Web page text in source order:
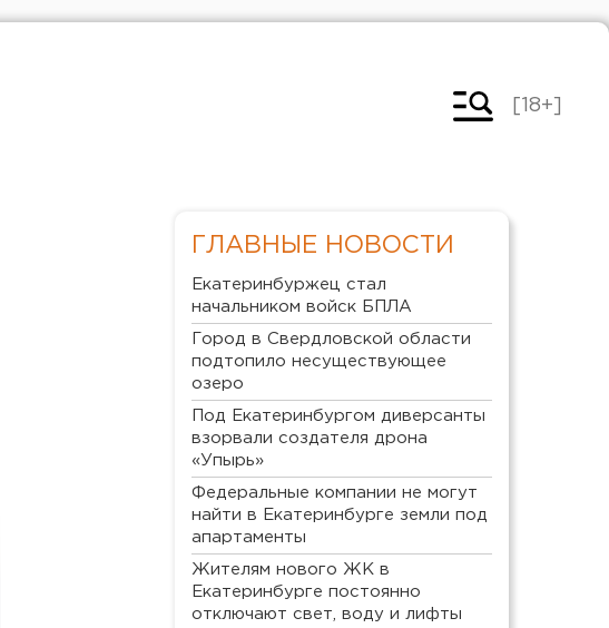
[18+]
ГЛАВНЫЕ НОВОСТИ
Екатеринбуржец стал
начальником войск БПЛА
Город в Свердловской области
подтопило несуществующее
озеро
Под Екатеринбургом диверсанты
взорвали создателя дрона
«Упырь»
Федеральные компании не могут
найти в Екатеринбурге земли под
апартаменты
Жителям нового ЖК в
Екатеринбурге постоянно
отключают свет, воду и лифты